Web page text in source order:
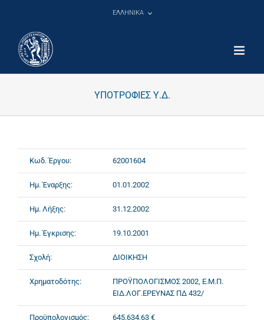
ΕΛΛΗΝΙΚΑ
ΥΠΟΤΡΟΦΙΕΣ Υ.Δ.
Κωδ. Έργου: 62001604
Ημ. Έναρξης: 01.01.2002
Ημ. Λήξης: 31.12.2002
Ημ. Έγκρισης: 19.10.2001
Σχολή: ΔΙΟΙΚΗΣΗ
Χρηματοδότης:
ΠΡΟΫΠΟΛΟΓΙΣΜΟΣ 2002, Ε.Μ.Π.
ΕΙΔ.ΛΟΓ.ΕΡΕΥΝΑΣ ΠΔ 432/
Προϋπολογισμός: 645.634,63 €